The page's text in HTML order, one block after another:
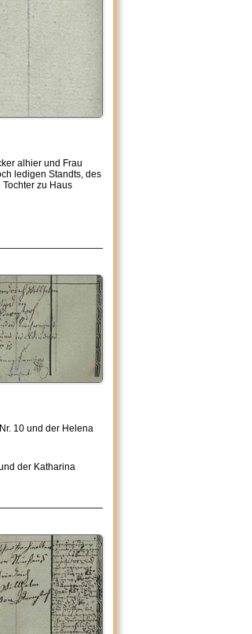
alhier und Frau
ledigen Standts, des
zu Haus
10 und der Helena
der Katharina